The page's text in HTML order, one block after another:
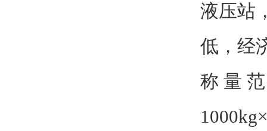
液压站
低，经
称 量